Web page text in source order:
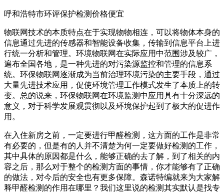
呼和浩特市环评保护检测价格便宜
物联网技术的本质特点在于实现物物相连，可以将物体本身的
信息通过先进的传感器和智能设备收集，传输到信息平台上进
行统一分析和管理。环境物联网在实际应用中范围涉及较广，
遍布全国各地，是一种先进的对污染源监控和管理的信息系
统。环保物联网逐渐成为当前治理环境污染的主要手段，通过
大量先进技术应用，促使环境管理工作模式发生了本质上的转
变。总的说来，环保物联网在环境监测中应用具有十分深远的
意义，对于科学发展观贯彻以及环境保护起到了极大的促进作
用。
在入住新房之前，一定要进行甲醛检测，这方面的工作是非常
有必要的，但是有的人并不清楚为何一定要做好检测的工作，
其中具体的原因都是什么，能够正确的去了解，到了相关的内
容之后，那么对于整个的检测方面的事情，你才能够有了正确
的做法，对今后的安全也有更多保障。森诺特编就来为大家解
释甲醛检测的作用在哪里？我们这里说的检测其实默认是找专